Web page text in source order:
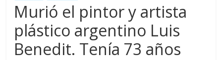
Murió el pintor y artista
plástico argentino Luis
Benedit. Tenía 73 años